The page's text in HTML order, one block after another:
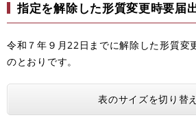
指定を解除した形質変更時要届
令和７年９月22日までに解除した形質変
のとおりです。
表のサイズを切り替